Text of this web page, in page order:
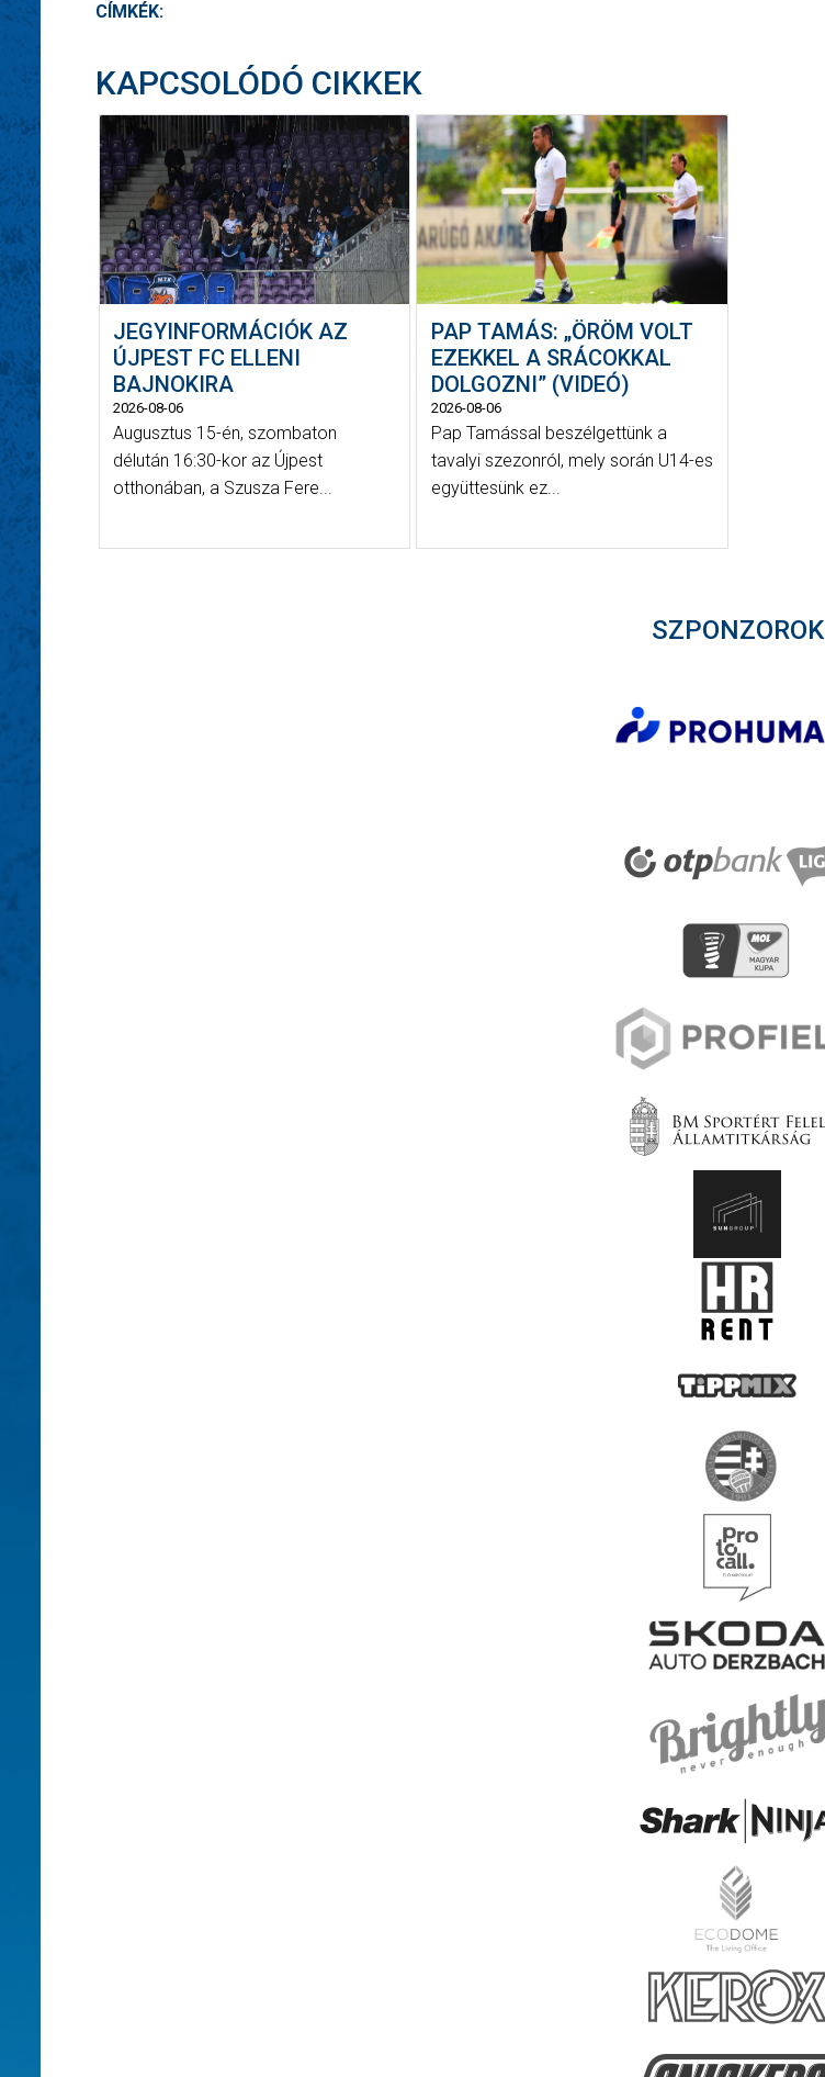
CÍMKÉK:
KAPCSOLÓDÓ CIKKEK
JEGYINFORMÁCIÓK AZ
ÚJPEST FC ELLENI
BAJNOKIRA
2026-08-06
Augusztus 15-én, szombaton
délután 16:30-kor az Újpest
otthonában, a Szusza Fere...
PAP TAMÁS: „ÖRÖM VOLT
EZEKKEL A SRÁCOKKAL
DOLGOZNI” (VIDEÓ)
2026-08-06
Pap Tamással beszélgettünk a
tavalyi szezonról, mely során U14-es
együttesünk ez...
SZPONZOROK